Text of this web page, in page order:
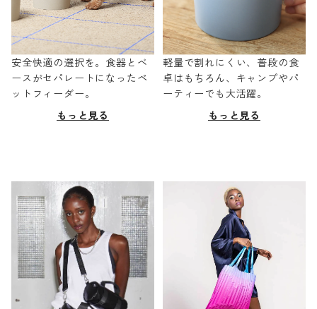
安全快適の選択を。食器とベ
ースがセパレートになったペ
ットフィーダー。
もっと見る
軽量で割れにくい、普段の食
卓はもちろん、キャンプやパ
ーティーでも大活躍。
もっと見る